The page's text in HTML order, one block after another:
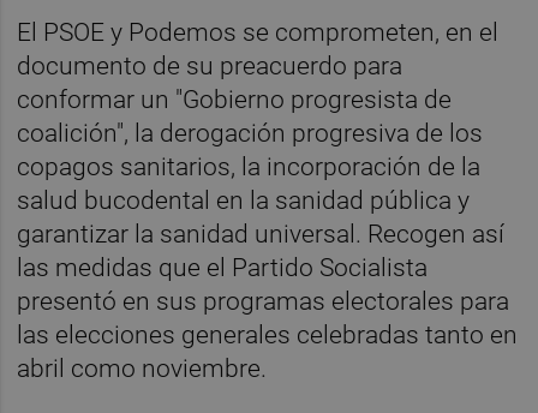
El PSOE y Podemos se comprometen, en el
documento de su preacuerdo para
conformar un "Gobierno progresista de
coalición", la derogación progresiva de los
copagos sanitarios, la incorporación de la
salud bucodental en la sanidad pública y
garantizar la sanidad universal. Recogen así
las medidas que el Partido Socialista
presentó en sus programas electorales para
las elecciones generales celebradas tanto en
abril como noviembre.